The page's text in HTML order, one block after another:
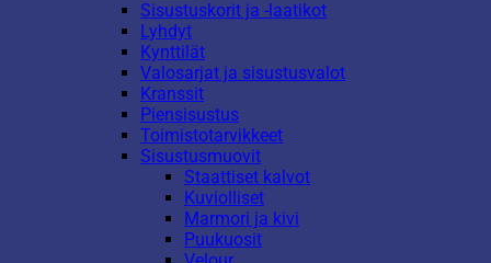
Sisustuskorit ja -laatikot
Lyhdyt
Kynttilät
Valosarjat ja sisustusvalot
Kranssit
Piensisustus
Toimistotarvikkeet
Sisustusmuovit
Staattiset kalvot
Kuviolliset
Marmori ja kivi
Puukuosit